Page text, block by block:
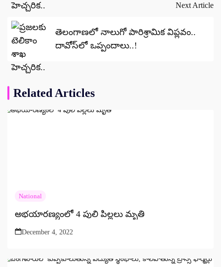
Next Article
తెలంగాణలో నాలుగో పారిశ్రామిక విప్లవం..
దావోస్‌లో ఒప్పందాలు..!
Related Articles
National
అభయారణ్యంలో 4 పులి పిల్లలు మృతి
December 4, 2022